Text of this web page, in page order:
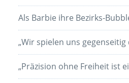
Als Barbie ihre Bezirks-
„Wir spielen uns gegenseitig
„Präzision ohne Freiheit ist